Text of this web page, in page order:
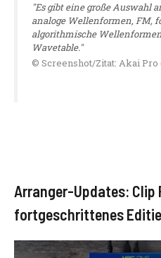
"Es gibt eine große Auswahl
analoge Wellenformen, FM,
algorithmische
Wavetable."
© Screenshot/Zitat: Akai Pro
Arranger-Updates: Clip
fortgeschrittenes